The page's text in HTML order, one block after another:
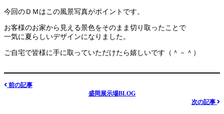
今回のＤＭはこの風景写真がポイントです。
お客様のお家から見える景色をそのまま切り取ったことで
一気に夏らしいデザインになりました。
ご自宅で皆様に手に取っていただけたら嬉しいです（＾－＾）
前の記事
盛岡展示場BLOG
次の記事